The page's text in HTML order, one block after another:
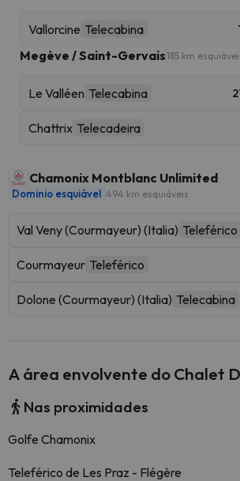
Vallorcine Telecabina
Megève / Saint-Gervais185 km
Le Valléen Telecabina
Chattrix Telecadeira
Chamonix Montblanc Unlimited
Dominio esquiável 494 km esquiáveis
Val Veny (Courmayeur) (Italia) Teleférico
Courmayeur Teleférico
Dolone (Courmayeur) (Italia) Telecabina
A área envolvente do Chalet
Nas proximidades
Golfe Chamonix
Teleférico de Les Praz - Flégère